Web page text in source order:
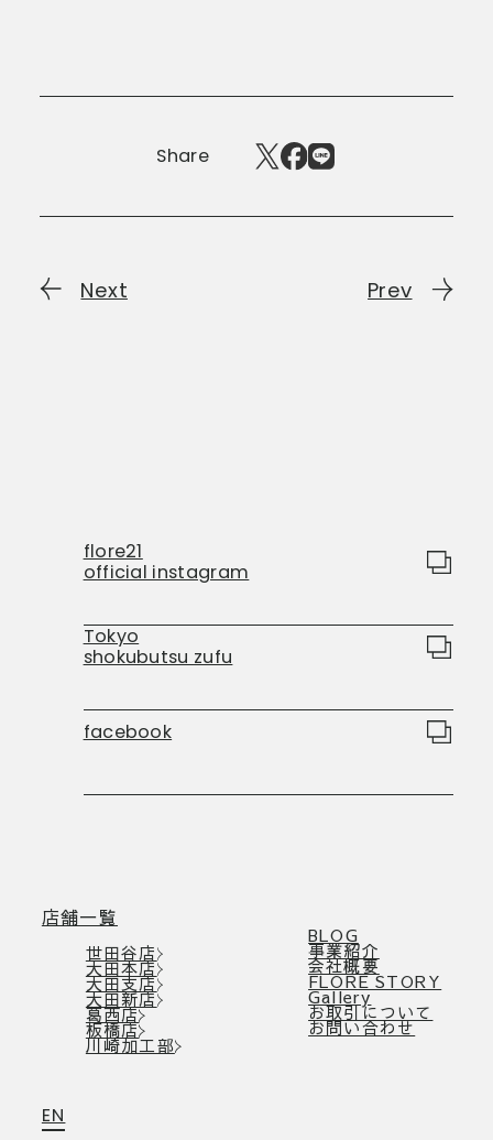
Share
Next Prev
flore21
official instagram
Tokyo
shokubutsu zufu
facebook
店舗一覧
世田谷店
大田本店
大田支店
大田新店
葛西店
板橋店
川崎加工部
BLOG
事業紹介
会社概要
FLORE STORY
Gallery
お取引について
お問い合わせ
EN